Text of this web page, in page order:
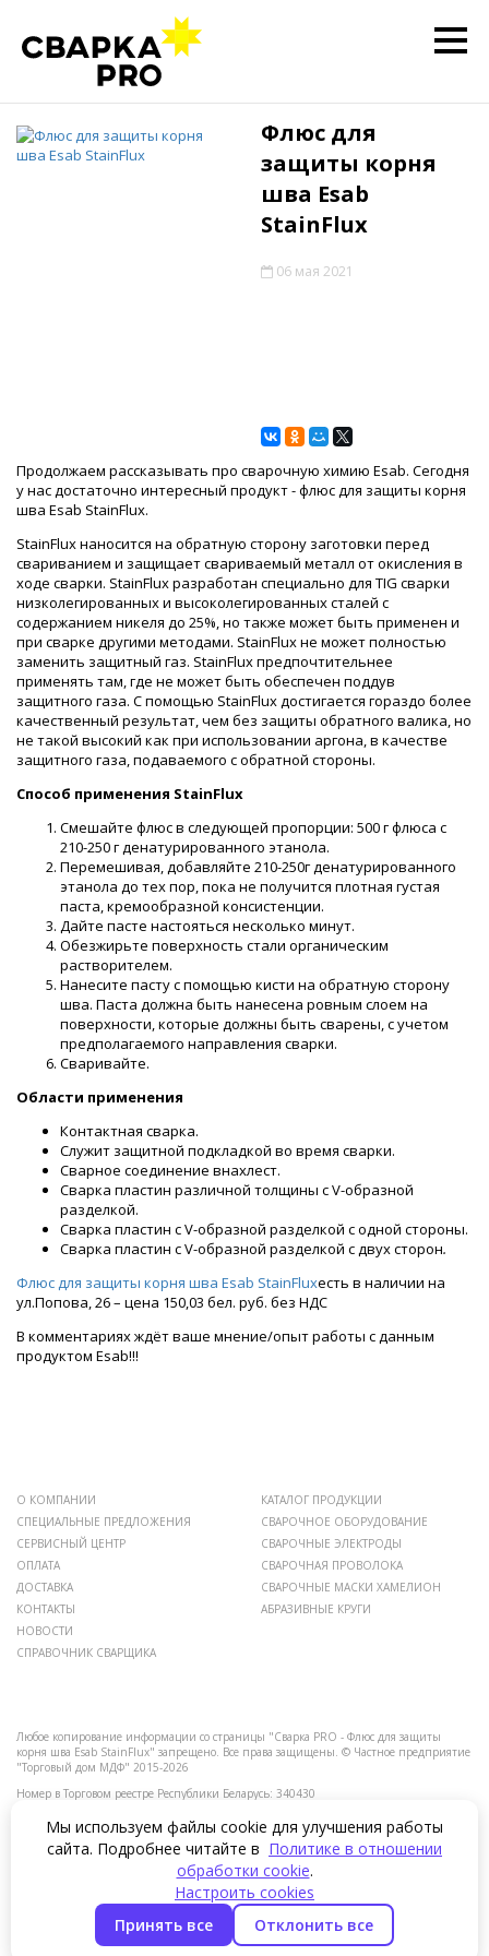
Флюс для
защиты корня
шва Esab
StainFlux
06 мая 2021
Продолжаем рассказывать про сварочную химию Esab. Сегодня
у нас достаточно интересный продукт - флюс для защиты корня
шва Esab StainFlux.
StainFlux наносится на обратную сторону заготовки перед
свариванием и защищает свариваемый металл от окисления в
ходе сварки. StainFlux разработан специально для TIG сварки
низколегированных и высоколегированных сталей с
содержанием никеля до 25%, но также может быть применен и
при сварке другими методами. StainFlux не может полностью
заменить защитный газ. StainFlux предпочтительнее
применять там, где не может быть обеспечен поддув
защитного газа. С помощью StainFlux достигается гораздо более
качественный результат, чем без защиты обратного валика, но
не такой высокий как при использовании аргона, в качестве
защитного газа, подаваемого с обратной стороны.
Способ применения StainFlux
Смешайте флюс в следующей пропорции: 500 г флюса с
210-250 г денатурированного этанола.
Перемешивая, добавляйте 210-250г денатурированного
этанола до тех пор, пока не получится плотная густая
паста, кремообразной консистенции.
Дайте пасте настояться несколько минут.
Обезжирьте поверхность стали органическим
растворителем.
Нанесите пасту с помощью кисти на обратную сторону
шва. Паста должна быть нанесена ровным слоем на
поверхности, которые должны быть сварены, с учетом
предполагаемого направления сварки.
Сваривайте.
Области применения
Контактная сварка.
Служит защитной подкладкой во время сварки.
Сварное соединение внахлест.
Сварка пластин различной толщины с V-образной
разделкой.
Сварка пластин с V-образной разделкой с одной стороны.
Сварка пластин с V-образной разделкой с двух сторон.
Флюс для защиты корня шва Esab StainFluxесть в наличии на
ул.Попова, 26 – цена 150,03 бел. руб. без НДС
В комментариях ждёт ваше мнение/опыт работы с данным
продуктом Esab!!!
О КОМПАНИИ
СПЕЦИАЛЬНЫЕ ПРЕДЛОЖЕНИЯ
СЕРВИСНЫЙ ЦЕНТР
ОПЛАТА
ДОСТАВКА
КОНТАКТЫ
НОВОСТИ
СПРАВОЧНИК СВАРЩИКА
КАТАЛОГ ПРОДУКЦИИ
СВАРОЧНОЕ ОБОРУДОВАНИЕ
СВАРОЧНЫЕ ЭЛЕКТРОДЫ
СВАРОЧНАЯ ПРОВОЛОКА
СВАРОЧНЫЕ МАСКИ ХАМЕЛИОН
АБРАЗИВНЫЕ КРУГИ
Любое копирование информации со страницы "Сварка PRO - Флюс для защиты
корня шва Esab StainFlux" запрещено. Все права защищены. © Частное предприятие
"Торговый дом МДФ" 2015-2026
Номер в Торговом реестре Республики Беларусь: 340430
Номера уполномоченных рассматривать обращения покупателей в соответствии с
законодательством об обращениях граждан и юридических лиц: Отдел торговли и
услуг администрации Московского района +375 17 258-30-82.
Номер и адрес электронной почты лица, уполномоченного рассматривать
обращения покупателей о нарушении их прав, предусмотренных законодательством
о защите прав потребителей: +375 17 375-46-46, info@mdfkl.by.
Мы используем файлы cookie для улучшения работы
сайта. Подробнее читайте в Политике в отношении
обработки cookie.
Настроить cookies
Принять все
Отклонить все